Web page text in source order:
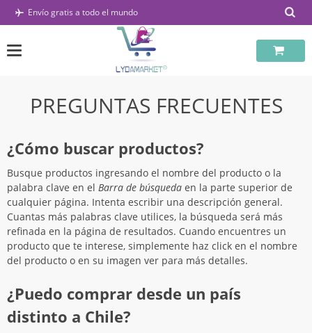
Saltar
Envío gratis a todo el mundo
PREGUNTAS FRECUENTES
¿Cómo buscar productos?
Busque productos ingresando el nombre del producto o la
palabra clave en el Barra de búsqueda en la parte superior de
cualquier página. Intenta escribir una descripción general.
Cuantas más palabras clave utilices, la búsqueda será más
refinada en la página de resultados. Cuando encuentres un
producto que te interese, simplemente haz click en el nombre
del producto o en su imagen ver para más detalles.
¿Puedo comprar desde un país
distinto a Chile?